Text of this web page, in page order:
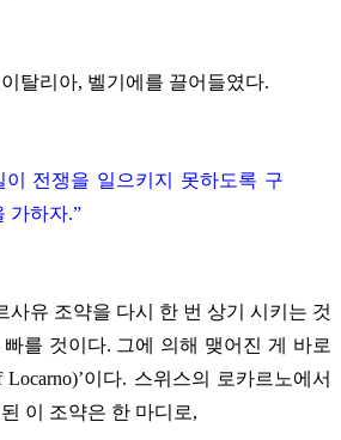
탈리아, 벨기에를 끌어들였다.
이 전쟁을 일으키지 못하도록 구
가하자.”
사유 조약을 다시 한 번 상기 시키는 것
를 것이다. 그에 의해 맺어진 게 바로
Locarno)’이다. 스위스의 로카르노에서
이 조약은 한 마디로,